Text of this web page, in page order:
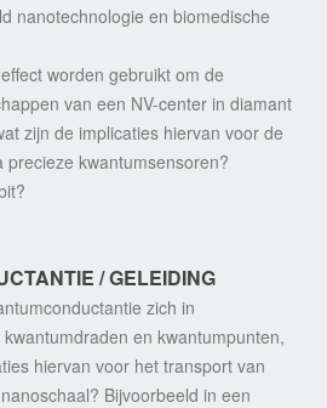
nanotechnologie en biomedische
worden gebruikt om de
van een NV-center in diamant
zijn de implicaties hiervan voor de
precieze kwantumsensoren?
/ GELEIDING
zich in
en kwantumpunten,
hiervan voor het transport van
Bijvoorbeeld in een